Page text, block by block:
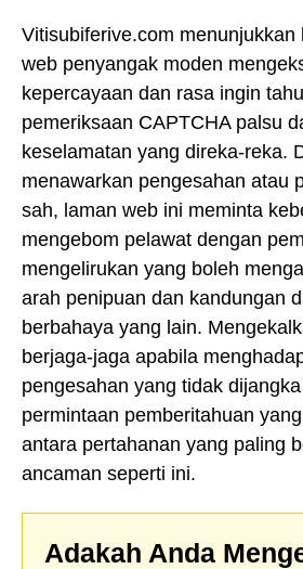
Vitisubiferive.com menunjukkan
web penyangak moden
kepercayaan dan rasa ingin
pemeriksaan CAPTCHA palsu
keselamatan yang direka-reka.
menawarkan pengesahan atau
sah, laman web ini meminta
mengebom pelawat dengan
mengelirukan yang boleh
arah penipuan dan kandungan
berbahaya yang lain.
berjaga-jaga apabila
pengesahan yang tidak
permintaan pemberitahuan
antara pertahanan yang paling
ancaman seperti ini.
Adakah Anda